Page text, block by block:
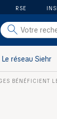
RSE
carrelage
outillage
Le réseau Siehr
BÉNÉFICIENT